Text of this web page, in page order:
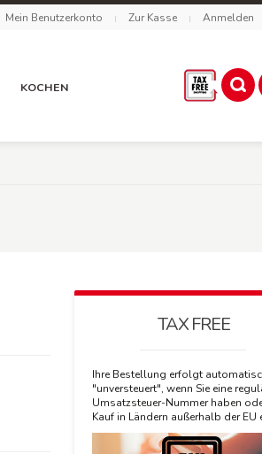
Mein Benutzerkonto Zur Kasse Anmelden
KOCHEN
TAX FREE
Ihre Bestellung erfolgt
"unversteuert", wenn Sie eine
Umsatzsteuer-Nummer haben
Kauf in Ländern außerhalb der EU